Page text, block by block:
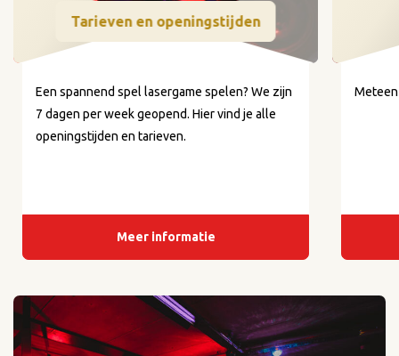
Tarieven en openingstijden
Een spannend spel lasergame spelen? We zijn
7 dagen per week geopend. Hier vind je alle
openingstijden en tarieven.
Meer informatie